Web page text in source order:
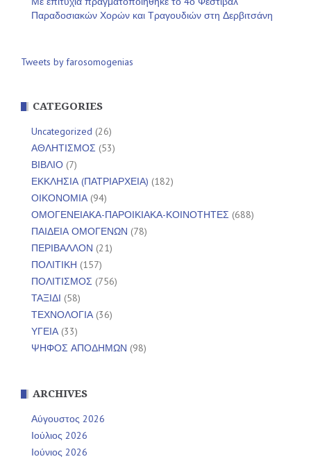
Παραδοσιακών Χορών και Τραγουδιών στη Δερβιτσάνη
Tweets by farosomogenias
CATEGORIES
Uncategorized (26)
ΑΘΛΗΤΙΣΜΟΣ (53)
ΒΙΒΛΙΟ (7)
ΕΚΚΛΗΣΙΑ (ΠΑΤΡΙΑΡΧΕΙΑ) (182)
ΟΙΚΟΝΟΜΙΑ(94)
ΟΜΟΓΕΝΕΙΑΚΑ-ΠΑΡΟΙΚΙΑΚΑ-ΚΟΙΝΟΤΗΤΕΣ (688)
ΠΑΙΔΕΙΑ ΟΜΟΓΕΝΩΝ (78)
ΠΕΡΙΒΑΛΛΟΝ (21)
ΠΟΛΙΤΙΚΗ (157)
ΠΟΛΙΤΙΣΜΟΣ (756)
ΤΑΞΙΔΙ (58)
ΤΕΧΝΟΛΟΓΙΑ(36)
ΥΓΕΙΑ(33)
ΨΗΦΟΣ ΑΠΟΔΗΜΩΝ (98)
ARCHIVES
Αύγουστος 2026
Ιούλιος 2026
Ιούνιος 2026